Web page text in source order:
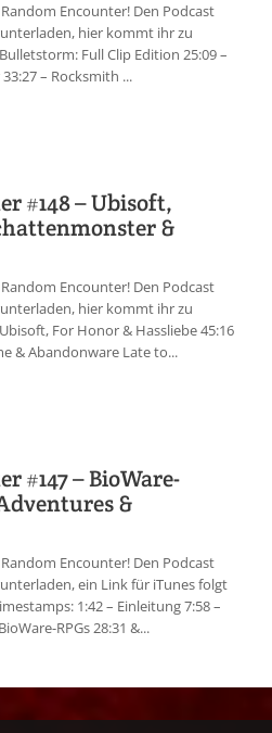
Encounter! Den Podcast
hier kommt ihr zu
Full Clip Edition 25:09 –
– Rocksmith ...
#148 – Ubisoft,
&
Encounter! Den Podcast
hier kommt ihr zu
For Honor & Hassliebe 45:16
& Abandonware Late to...
#147 – BioWare-
&
Encounter! Den Podcast
ein Link für iTunes folgt
1:42 – Einleitung 7:58 –
RPGs 28:31 &...